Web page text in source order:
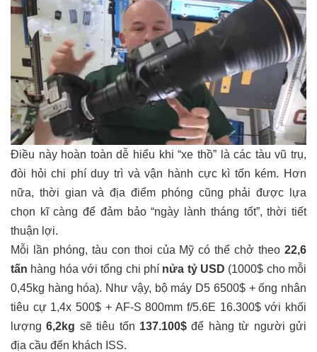
Điều này hoàn toàn dễ hiểu khi “xe thồ” là các tàu vũ trụ,
đòi hỏi chi phí duy trì và vận hành cực kì tốn kém. Hơn
nữa, thời gian và địa điểm phóng cũng phải được lựa
chọn kĩ càng để đảm bảo “ngày lành tháng tốt”, thời tiết
thuận lợi.
Mỗi lần phóng, tàu con thoi của Mỹ có thể chở theo 22,6
tấn hàng hóa với tổng chi phí nửa tỷ USD (1000$ cho mỗi
0,45kg hàng hóa). Như vậy, bộ máy D5 6500$ + ống nhân
tiêu cự 1,4x 500$ + AF-S 800mm f/5.6E 16.300$ với khối
lượng6,2kg sẽ tiêu tốn 137.100$ để hàng từ người gửi
địa cầu đến khách ISS.